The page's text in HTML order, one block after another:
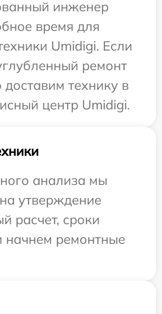
инженер
время для
Umidigi. Если
ремонт
технику в
центр Umidigi.
анализа мы
утверждение
расчет, сроки
начнем ремонтные